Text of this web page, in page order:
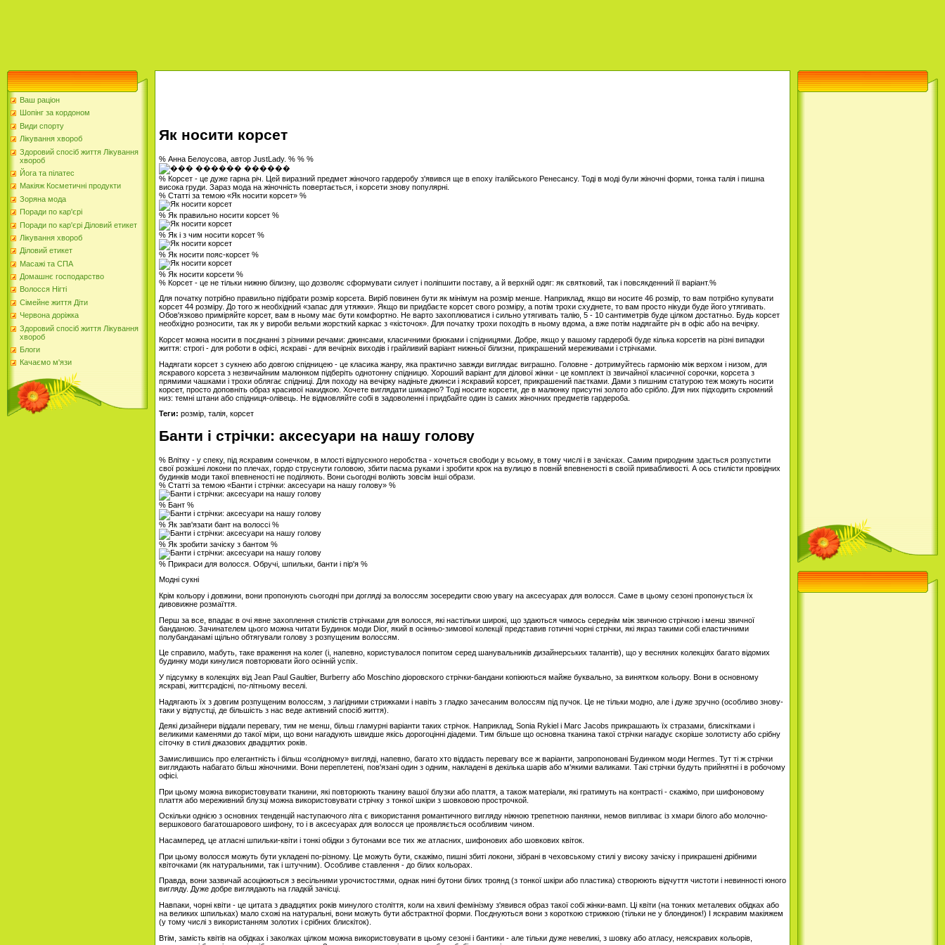
Ваш раціон
Шопінг за кордоном
Види спорту
Лікування хвороб
Здоровий спосіб життя Лікування
хвороб
Йога та пілатес
Макіяж Косметичні продукти
Зоряна мода
Поради по кар'єрі
Поради по кар'єрі Діловий етикет
Лікування хвороб
Діловий етикет
Масажі та СПА
Домашнє господарство
Волосся Нігті
Сімейне життя Діти
Червона доріжка
Здоровий спосіб життя Лікування
хвороб
Блоги
Качаємо м'язи
Як носити корсет
% Анна Белоусова, автор JustLady. % % %
% Корсет - це дуже гарна річ. Цей виразний предмет жіночого гардеробу з'явився ще в епоху італійського Ренесансу. Тоді в моді були жіночні форми, тонка талія і пишна
висока груди. Зараз мода на жіночність повертається, і корсети знову популярні.
% Статті за темою «Як носити корсет» %
% Як правильно носити корсет %
% Як і з чим носити корсет %
% Як носити пояс-корсет %
% Як носити корсети %
% Корсет - це не тільки нижню білизну, що дозволяє сформувати силует і поліпшити поставу, а й верхній одяг: як святковий, так і повсякденний її варіант.%
Для початку потрібно правильно підібрати розмір корсета. Виріб повинен бути як мінімум на розмір менше. Наприклад, якщо ви носите 46 розмір, то вам потрібно купувати
корсет 44 розміру. До того ж необхідний «запас для утяжки». Якщо ви придбаєте корсет свого розміру, а потім трохи схуднете, то вам просто нікуди буде його утягивать.
Обов'язково приміряйте корсет, вам в ньому має бути комфортно. Не варто захоплюватися і сильно утягивать талію, 5 - 10 сантиметрів буде цілком достатньо. Будь корсет
необхідно розносити, так як у вироби вельми жорсткий каркас з «кісточок». Для початку трохи походіть в ньому вдома, а вже потім надягайте річ в офіс або на вечірку.
Корсет можна носити в поєднанні з різними речами: джинсами, класичними брюками і спідницями. Добре, якщо у вашому гардеробі буде кілька корсетів на різні випадки
життя: строгі - для роботи в офісі, яскраві - для вечірніх виходів і грайливий варіант нижньої білизни, прикрашений мереживами і стрічками.
Надягати корсет з сукнею або довгою спідницею - це класика жанру, яка практично завжди виглядає виграшно. Головне - дотримуйтесь гармонію між верхом і низом, для
яскравого корсета з незвичайним малюнком підберіть однотонну спідницю. Хороший варіант для ділової жінки - це комплект із звичайної класичної сорочки, корсета з
прямими чашками і трохи облягає спідниці. Для походу на вечірку надіньте джинси і яскравий корсет, прикрашений паєтками. Дами з пишним статурою теж можуть носити
корсет, просто доповніть образ красивої накидкою. Хочете виглядати шикарно? Тоді носите корсети, де в малюнку присутні золото або срібло. Для них підходить скромний
низ: темні штани або спідниця-олівець. Не відмовляйте собі в задоволенні і придбайте один із самих жіночних предметів гардероба.
Теги: розмір, талія, корсет
Банти і стрічки: аксесуари на нашу голову
% Влітку - у спеку, під яскравим сонечком, в млості відпускного неробства - хочеться свободи у всьому, в тому числі і в зачісках. Самим природним здається розпустити
свої розкішні локони по плечах, гордо струснути головою, збити пасма руками і зробити крок на вулицю в повній впевненості в своїй привабливості. А ось стилісти провідних
будинків моди такої впевненості не поділяють. Вони сьогодні воліють зовсім інші образи.
% Статті за темою «Банти і стрічки: аксесуари на нашу голову» %
% Бант %
% Як зав'язати бант на волоссі %
% Як зробити зачіску з бантом %
% Прикраси для волосся. Обручі, шпильки, банти і пір'я %
Модні сукні
Крім кольору і довжини, вони пропонують сьогодні при догляді за волоссям зосередити свою увагу на аксесуарах для волосся. Саме в цьому сезоні пропонується їх
дивовижне розмаїття.
Перш за все, впадає в очі явне захоплення стилістів стрічками для волосся, які настільки широкі, що здаються чимось середнім між звичною стрічкою і менш звичної
банданою. Зачинателем цього можна читати Будинок моди Dior, який в осінньо-зимової колекції представив готичні чорні стрічки, які якраз такими собі еластичними
полубанданамі щільно обтягували голову з розпущеним волоссям.
Це справило, мабуть, таке враження на колег (і, напевно, користувалося попитом серед шанувальників дизайнерських талантів), що у весняних колекціях багато відомих
будинку моди кинулися повторювати його осінній успіх.
У підсумку в колекціях від Jean Paul Gaultier, Burberry або Moschino діоровского стрічки-бандани копіюються майже буквально, за винятком кольору. Вони в основному
яскраві, життєрадісні, по-літньому веселі.
Надягають їх з довгим розпущеним волоссям, з лагідними стрижками і навіть з гладко зачесаним волоссям під пучок. Це не тільки модно, але і дуже зручно (особливо знову-
таки у відпустці, де більшість з нас веде активний спосіб життя).
Деякі дизайнери віддали перевагу, тим не менш, більш гламурні варіанти таких стрічок. Наприклад, Sonia Rykiel і Marc Jacobs прикрашають їх стразами, блискітками і
великими каменями до такої міри, що вони нагадують швидше якісь дорогоцінні діадеми. Тим більше що основна тканина такої стрічки нагадує скоріше золотисту або срібну
сіточку в стилі джазових двадцятих років.
Замислившись про елегантність і більш «солідному» вигляді, напевно, багато хто віддасть перевагу все ж варіанти, запропоновані Будинком моди Hermes. Тут ті ж стрічки
виглядають набагато більш жіночними. Вони переплетені, пов'язані один з одним, накладені в декілька шарів або м'якими валиками. Такі стрічки будуть прийнятні і в робочому
офісі.
При цьому можна використовувати тканини, які повторюють тканину вашої блузки або плаття, а також матеріали, які гратимуть на контрасті - скажімо, при шифоновому
плаття або мереживний блузці можна використовувати стрічку з тонкої шкіри з шовковою прострочкой.
Оскільки однією з основних тенденцій наступаючого літа є використання романтичного вигляду ніжною трепетною панянки, немов випливає із хмари білого або молочно-
вершкового багатошарового шифону, то і в аксесуарах для волосся це проявляється особливим чином.
Насамперед, це атласні шпильки-квіти і тонкі обідки з бутонами все тих же атласних, шифонових або шовкових квіток.
При цьому волосся можуть бути укладені по-різному. Це можуть бути, скажімо, пишні збиті локони, зібрані в чеховському стилі у високу зачіску і прикрашені дрібними
квіточками (як натуральними, так і штучним). Особливе ставлення - до білих кольорах.
Правда, вони зазвичай асоціюються з весільними урочистостями, однак нині бутони білих троянд (з тонкої шкіри або пластика) створюють відчуття чистоти і невинності юного
вигляду. Дуже добре виглядають на гладкій зачісці.
Навпаки, чорні квіти - це цитата з двадцятих років минулого століття, коли на хвилі фемінізму з'явився образ такої собі жінки-вамп. Ці квіти (на тонких металевих обідках або
на великих шпильках) мало схожі на натуральні, вони можуть бути абстрактної форми. Поєднуються вони з короткою стрижкою (тільки не у блондинок!) І яскравим макіяжем
(у тому числі з використанням золотих і срібних блискіток).
Втім, замість квітів на обідках і заколках цілком можна використовувати в цьому сезоні і бантики - але тільки дуже невеликі, з шовку або атласу, неяскравих кольорів,